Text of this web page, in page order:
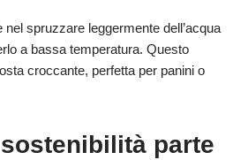
spruzzare leggermente dell’acqua
a bassa temperatura. Questo
croccante, perfetta per panini o
parte